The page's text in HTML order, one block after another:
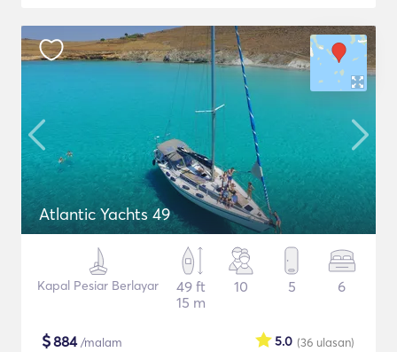
Atlantic Yachts 49
Kapal Pesiar Berlayar
49 ft
15 m
10 5 6
$884/malam (36 ulasan)
5.0